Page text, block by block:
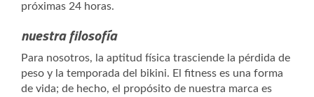
próximas 24 horas.
nuestra filosofía
Para nosotros, la aptitud física trasciende la pérdida de
peso y la temporada del bikini. El fitness es una forma
de vida; de hecho, el propósito de nuestra marca es